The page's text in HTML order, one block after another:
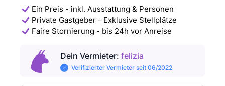
Ein Preis - inkl. Ausstattung & Personen
Private Gastgeber - Exklusive Stellplätze
Faire Stornierung - bis 24h vor Anreise
Dein Vermieter: felizia
Verifizierter Vermieter seit 06/2022